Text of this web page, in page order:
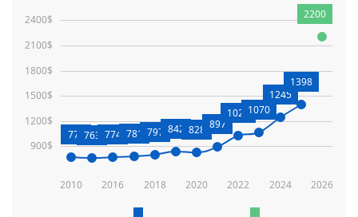
2010 2016 2018 2020 2022 2024 2026
900$
1200$
1500$
1800$
2100$
2400$
771763 774 781 797 842 828 897
10281070
1245
1398
2200